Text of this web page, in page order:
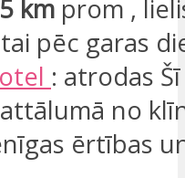
km prom ,
pēc garas
: atrodas
attālumā no
ērtības